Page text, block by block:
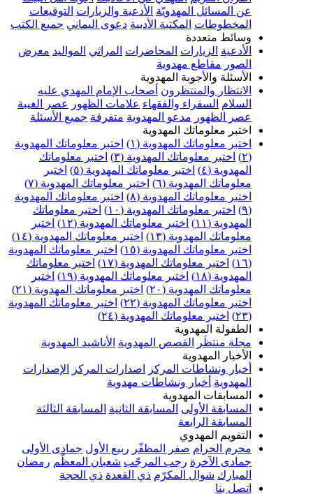
المسائل المهدويّة الأدعية والزيارات التوقيعات
المكتبة الأدبية دعوى اليماني جميع الكتب
متعددة
الزيارات المحاضرات المراثي المواليد معرض
مقاطع مهدوية
والأجوبة المهدوية
والمنتظرون أصحاب الإمام المهدي عليه
السفراء والفقهاء علامات الظهور عصر الغيبة
مدعو المهدوية متفرقة جميع الأسئلة
معلوماتك المهدوية
معلوماتك المهدوية (١)
اختبر معلوماتك المهدوية
اختبر معلوماتك المهدوية (٣)
اختبر معلوماتك
اختبر معلوماتك المهدوية (٥)
اختبر
المهدوية (٦)
اختبر معلوماتك المهدوية (٧)
معلوماتك المهدوية (٨)
اختبر معلوماتك المهدوية
اختبر معلوماتك المهدوية (١٠)
اختبر معلوماتك
اختبر معلوماتك المهدوية (١٢)
اختبر
المهدوية (١٣)
اختبر معلوماتك المهدوية (١٤)
معلوماتك المهدوية (١٥)
اختبر معلوماتك المهدوية
اختبر معلوماتك المهدوية (١٧)
اختبر معلوماتك
اختبر معلوماتك المهدوية (١٩)
اختبر
المهدوية (٢٠)
اختبر معلوماتك المهدوية (٢١)
معلوماتك المهدوية (٢٢)
اختبر معلوماتك المهدوية
اختبر معلوماتك المهدوية (٢٤)
المهدوية
منتظَر
القصص المهدوية الأناشيد المهدوية
المهدوية
ونشاطات المركز اصدارات المركز الإصدارات
أخبار ونشاطات مهدوية
المهدوية
الأولى المسابقة الثانية المسابقة الثالثة
الرابعة
المهدوي
الحرام
صفر المظفّر ربيع الأول جمادى الأولى
رجب المرجّب شعبان المعظّم رمضان
شوال المكرّم ذي القعدة ذي الحجة